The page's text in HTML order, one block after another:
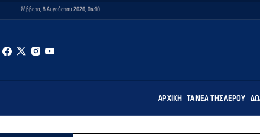
Σάββατο, 8 Αυγούστου 2026, 04:10
ΑΡΧΙΚΉ ΤΑ ΝΈΑ ΤΗΣ ΛΈΡΟΥ